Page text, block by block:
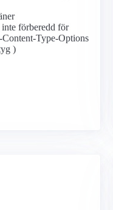
förberedd för
Type-Options
)